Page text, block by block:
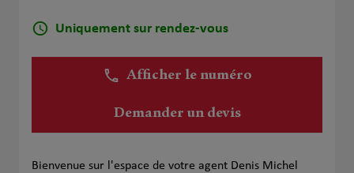
Uniquement sur rendez-vous
Afficher le numéro
Demander un devis
Bienvenue sur l'espace de votre agent Denis Michel